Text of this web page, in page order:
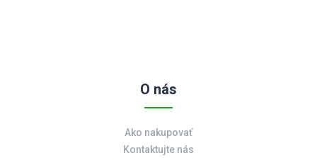
O nás
Ako nakupovať
Kontaktujte nás